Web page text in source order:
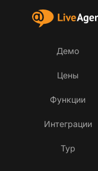
Демо
Цены
Функции
Интеграции
Тур